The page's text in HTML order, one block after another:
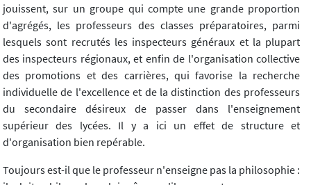
jouissent, sur un groupe qui compte une grande proportion
d'agrégés, les professeurs des classes préparatoires, parmi
lesquels sont recrutés les inspecteurs généraux et la plupart
des inspecteurs régionaux, et enfin de l'organisation collective
des promotions et des carrières, qui favorise la recherche
individuelle de l'excellence et de la distinction des professeurs
du secondaire désireux de passer dans l'enseignement
supérieur des lycées. Il y a ici un effet de structure et
d'organisation bien repérable.
Toujours est-il que le professeur n'enseigne pas la philosophie :